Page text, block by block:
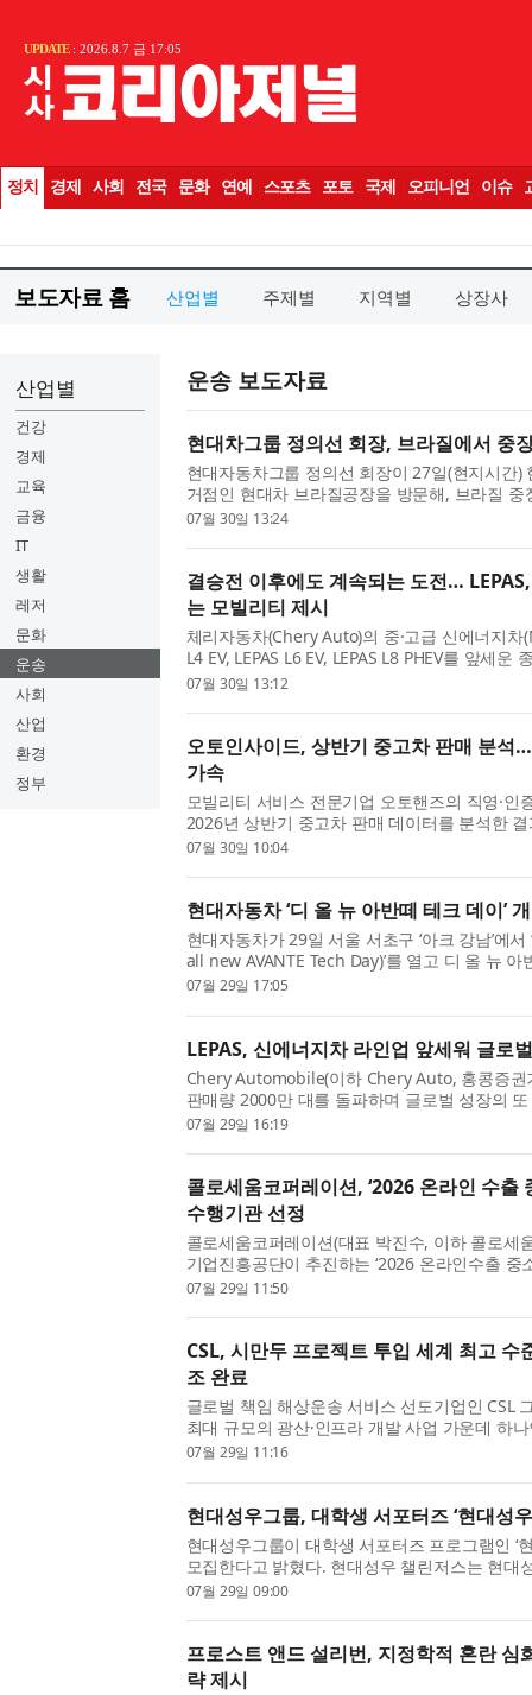
보도자료 홈 산업별 주제별 지역별 상장사
산업별
건강
경제
교육
금융
IT
생활
레저
문화
운송
사회
산업
환경
정부
운송 보도자료
현대차그룹 정의선 회장, 브라질에서 중
현대자동차그룹 정의선 회장이 27일(현지시간
거점인 현대차 브라질공장을 방문해, 브라질
령 브라질 국빈 방문과 연계해 한국 경제사절
07월 30일 13:24
결승전 이후에도 계속되는 도전…
는 모빌리티 제시
체리자동차(Chery Auto)의 중·고급 신에너지차
L4 EV, LEPAS L6 EV, LEPAS L8 PHEV를 앞세
해 글로벌 시장 확대에 속도를 내고 있다. 새 라
07월 30일 13:12
오토인사이드, 상반기 중고차 판매 분석
가속
모빌리티 서비스 전문기업 오토핸즈의 직영·
2026년 상반기 중고차 판매 데이터를 분석한
친환경차 판매 확대 흐름이 두드러졌다고 30일
07월 30일 10:04
현대자동차 ‘디 올 뉴 아반떼 테크 데이’
현대자동차가 29일 서울 서초구 ‘아크 강남’에
all new AVANTE Tech Day)’를 열고 디 올 뉴
공개했다. 이번 행사는 ‘차급 너머의 경험, 디
07월 29일 17:05
LEPAS, 신에너지차 라인업 앞세워 글로
Chery Automobile(이하 Chery Auto, 홍콩증권
판매량 2000만 대를 돌파하며 글로벌 성장의
했다. 이번 성과는 Chery Auto가 상장사 자격으
07월 29일 16:19
콜로세움코퍼레이션, ‘2026 온라인 수출
수행기관 선정
콜로세움코퍼레이션(대표 박진수, 이하 콜로세
기업진흥공단이 추진하는 ‘2026 온라인수출 중
기관으로 선정됐다고 29일 밝혔다. 이번 선정
07월 29일 11:50
CSL, 시만두 프로젝트 투입 세계 최고 수
조 완료
글로벌 책임 해상운송 서비스 선도기업인 CSL
최대 규모의 광산·인프라 개발 사업 가운데 하
광석 프로젝트에 투입될 최첨단 환적 셔틀선
07월 29일 11:16
현대성우그룹, 대학생 서포터즈 ‘현대성
현대성우그룹이 대학생 서포터즈 프로그램인 ‘
모집한다고 밝혔다. 현대성우 챌린저스는 현대
있는 대학생 서포터즈 프로그램으로, ‘도전’이
07월 29일 09:00
프로스트 앤드 설리번, 지정학적 혼란 심
략 제시